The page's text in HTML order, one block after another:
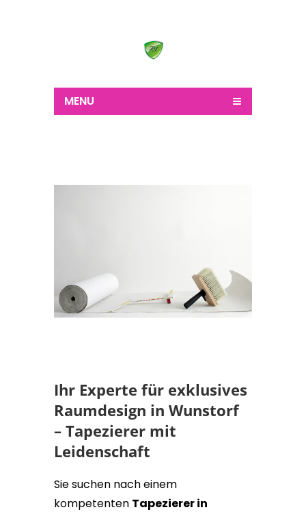
MENU
Ihr Experte für exklusives
Raumdesign in Wunstorf
– Tapezierer mit
Leidenschaft
Sie suchen nach einem
kompetenten Tapezierer in